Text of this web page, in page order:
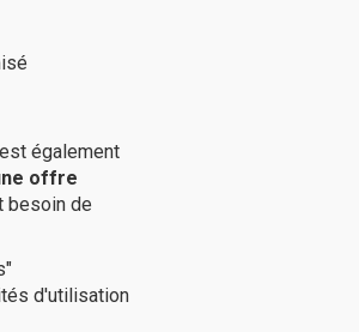
également
offre
besoin de
d'utilisation